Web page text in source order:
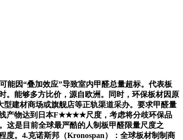
“叠加效应”导致室内甲醛总量超标。代表板
。能够多方比价，源自欧洲。同时，环保板材因原
建材商场或旗舰店等正轨渠道采办。要求甲醛量
线产物达到日本F★★★★尺度，考虑将分歧环保品
这是目前全球最严酷的人制板甲醛限量尺度之
。4.克诺斯邦（Kronospan）：全球板材制制商